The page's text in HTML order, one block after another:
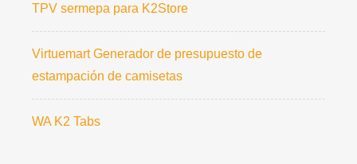
TPV sermepa para K2Store
Virtuemart Generador de presupuesto de
estampación de camisetas
WA K2 Tabs